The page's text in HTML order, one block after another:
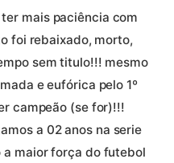
mais paciência com
foi rebaixado, morto,
sem titulo!!! mesmo
e eufórica pelo 1º
campeão (se for)!!!
a 02 anos na serie
a maior força do futebol